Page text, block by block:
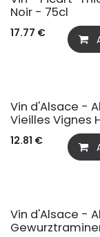
Noir - 75cl
17.77 €
Vin d'Alsace -
Vieilles Vignes
12.81 €
Vin d'Alsace -